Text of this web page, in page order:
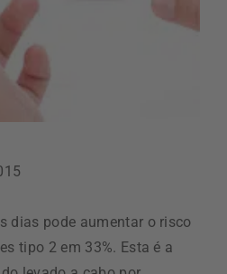
dias pode aumentar o risco
tipo 2 em 33%. Esta é a